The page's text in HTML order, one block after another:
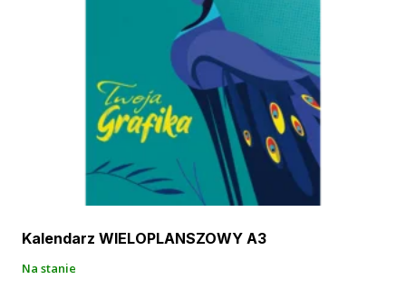
Kalendarz WIELOPLANSZOWY A3
Na stanie